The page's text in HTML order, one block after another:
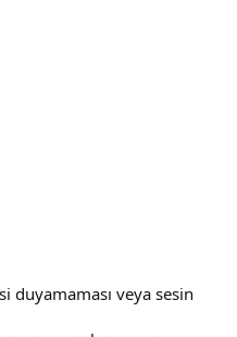
duyamaması veya sesin